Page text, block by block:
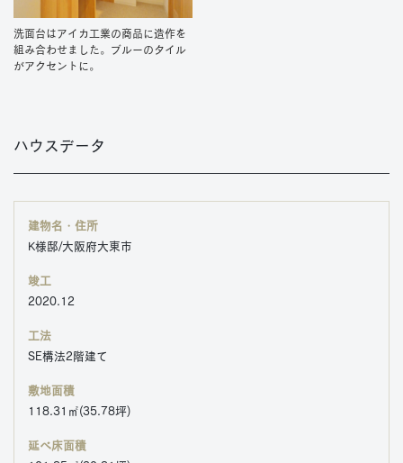
洗面台はアイカ工業の商品に造作を
組み合わせました。ブルーのタイル
がアクセントに。
ハウスデータ
建物名・住所
K様邸/大阪府大東市
竣工
2020.12
工法
SE構法2階建て
敷地面積
118.31㎡(35.78坪)
延べ床面積